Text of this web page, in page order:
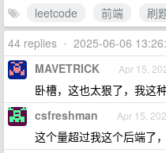
leetcode
前端
刷
44 replies • 2025-06-06
MAVETRICK Apr 15,
卧槽，这也太狠了，我这
csfreshman Apr 15,
这个量超过我这个后端了